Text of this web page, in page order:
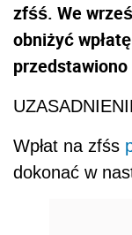
zfśś. We
obniżyć
Wpłat na zfśs
dokonać w